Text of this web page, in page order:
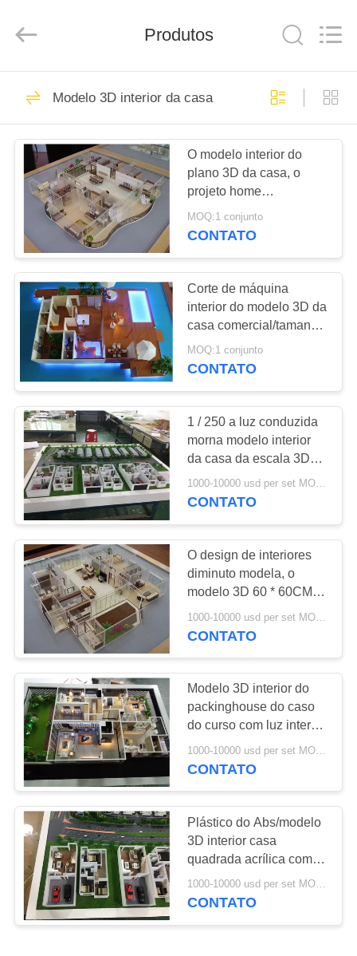
CASA
PRODUTOS
SOBRE
NÓS
EXCURSÃO
DA
FÁBRICA
CONTROLE
DA
QUALIDADE
CONTACTE-
NOS
PEÇA
UMAS
CITAÇÕES
arquitetura
fornecedor.
Copyright
-
architecturehousemodel.com.
modelo da casa da
arquitetura
Modelos
arquitectónicos em
miniatura
27
Modelo acrílico da
arquitetura
12
modelo arquitetural
fazendo materiais
19
Modelo da casa 3D
Produtos
Modelo 3D interior da casa
O modelo interior do
plano 3D da casa, o
projeto home
arquitetónico comercial
3d modela
MOQ:1 conjunto
CONTATO
Corte de máquina
interior do modelo 3D da
casa comercial/tamanho
pequeno arte finala feito
a mão
MOQ:1 conjunto
CONTATO
1 / 250 a luz conduzida
morna modelo interior
da casa da escala 3D
pintou a cor 1 * 0. 8M
1000-10000 usd per set MOQ:1 conjunto
CONTATO
O design de interiores
diminuto modela, o
modelo 3D 60 * 60CM
interior da casa acrílica
CONTATO
Modelo 3D interior do
packinghouse do caso
do curso com luz interna
da mobília
1000-10000 usd per set MOQ:1 conjunto
CONTATO
Plástico do Abs/modelo
3D interior casa
quadrada acrílica com
árvores modelo
1000-10000 usd per set MOQ:1 conjunto
CONTATO